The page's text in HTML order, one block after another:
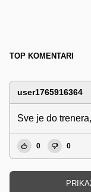
TOP KOMENTARI
user1765916364
Sve je do
0 0